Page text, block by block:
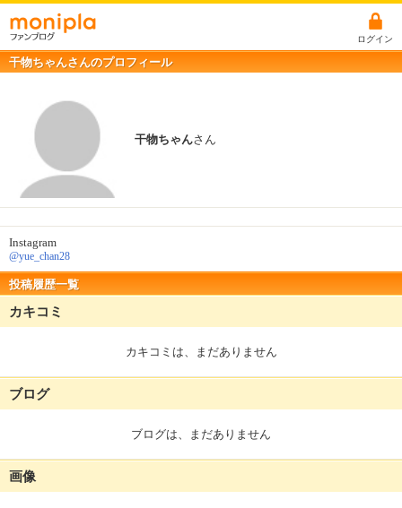
ログイン
干物ちゃんさんのプロフィール
干物ちゃんさん
Instagram
@yue_chan28
投稿履歴一覧
カキコミ
カキコミは、まだありません
ブログ
ブログは、まだありません
画像